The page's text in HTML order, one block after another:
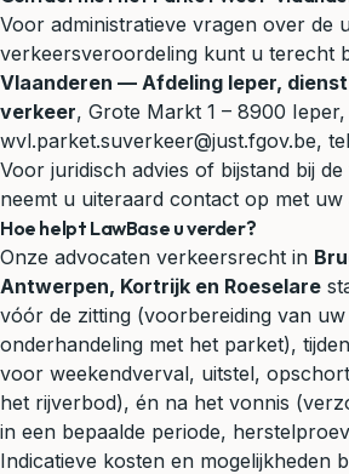
Voor administratieve vragen over de
verkeersveroordeling kunt u terecht
Vlaanderen — Afdeling Ieper,
verkeer, Grote Markt 1 – 8900
wvl.parket.suverkeer@just.fgov.be,
Voor juridisch advies of bijstand bij
neemt u uiteraard contact op met uw
Hoe helpt LawBase u verder?
Onze advocaten verkeersrecht in
Antwerpen, Kortrijk en Roeselare
vóór de zitting (voorbereiding van uw
onderhandeling met het parket),
voor weekendverval, uitstel,
het rijverbod), én na het vonnis
in een bepaalde periode,
Indicatieve kosten en mogelijkheden